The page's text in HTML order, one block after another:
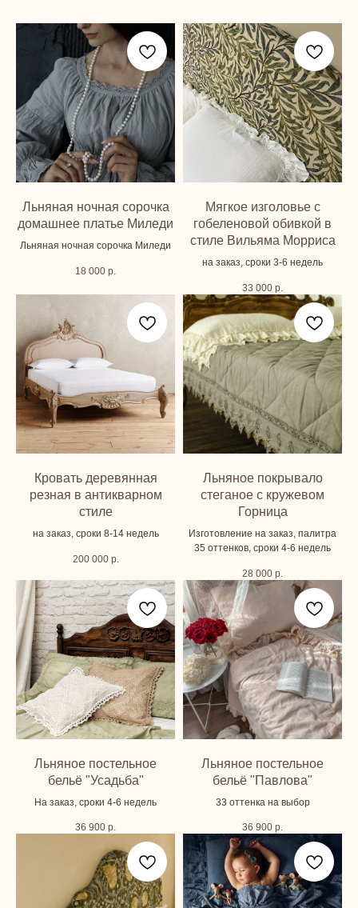
Льняная ночная сорочка
домашнее платье Миледи
Льняная ночная сорочка Миледи
18 000 р.
Мягкое изголовье с
гобеленовой обивкой в
стиле Вильяма Морриса
на заказ, сроки 3-6 недель
33 000 р.
Кровать деревянная
резная в антикварном
стиле
на заказ, сроки 8-14 недель
200 000 р.
Льняное покрывало
стеганое с кружевом
Горница
Изготовление на заказ, палитра
35 оттенков, сроки 4-6 недель
28 000 р.
Льняное постельное
бельё "Усадьба"
На заказ, сроки 4-6 недель
36 900 р.
Льняное постельное
бельё "Павлова"
33 оттенка на выбор
36 900 р.